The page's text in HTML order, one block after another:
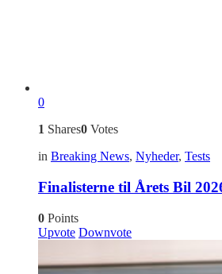
0
1 Shares0 Votes
in Breaking News, Nyheder, Tests
Finalisterne til Årets Bil
0 Points
Upvote Downvote